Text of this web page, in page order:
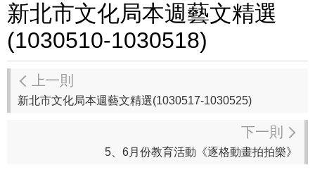
新北市文化局本週藝文精選
(1030510-1030518)
上一則
新北市文化局本週藝文精選(1030517-1030525)
下一則
5、6月份教育活動《逐格動畫拍拍樂》